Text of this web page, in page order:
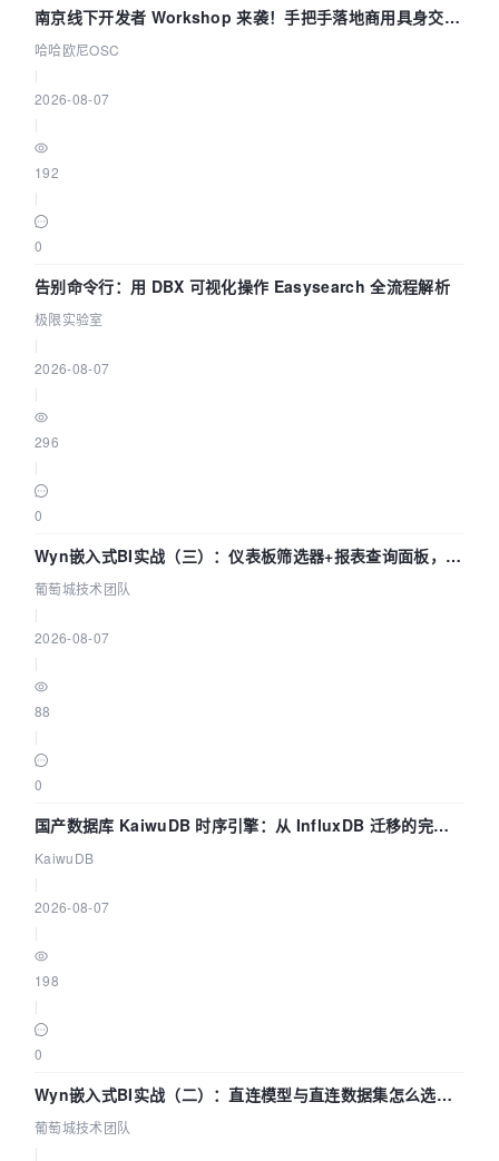
南京线下开发者 Workshop 来袭！手把手落地商用具身交互
智能 Agent 应用
哈哈欧尼OSC
2026-08-07
192
0
告别命令行：用 DBX 可视化操作 Easysearch 全流程解析
极限实验室
2026-08-07
296
0
Wyn嵌入式BI实战（三）：仪表板筛选器+报表查询面板，参
数联动全闭环
葡萄城技术团队
2026-08-07
88
0
国产数据库 KaiwuDB 时序引擎：从 InfluxDB 迁移的完整
技术路径
KaiwuDB
2026-08-07
198
0
Wyn嵌入式BI实战（二）：直连模型与直连数据集怎么选，
参数为什么不生效？| 葡萄城技术团队
葡萄城技术团队